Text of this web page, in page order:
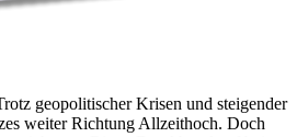
geopolitischer Krisen und steigender
weiter Richtung Allzeithoch. Doch